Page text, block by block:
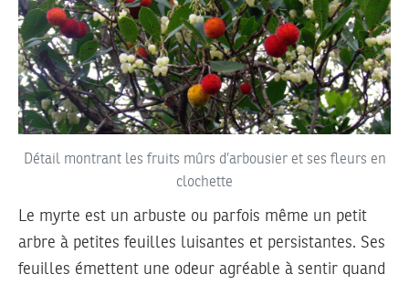
Détail montrant les fruits mûrs d’arbousier et ses fleurs en
clochette
Le myrte est un arbuste ou parfois même un petit
arbre à petites feuilles luisantes et persistantes. Ses
feuilles émettent une odeur agréable à sentir quand